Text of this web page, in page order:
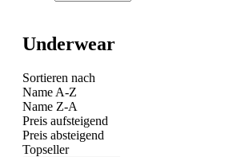
Underwear
Sortieren nach
Name A-Z
Name Z-A
Preis aufsteigend
Preis absteigend
Topseller